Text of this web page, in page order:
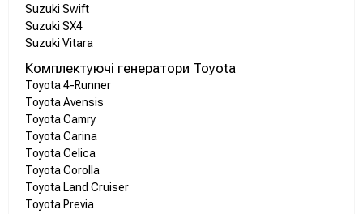
Suzuki Swift
Suzuki SX4
Suzuki Vitara
Комплектуючі генератори Toyota
Toyota 4-Runner
Toyota Avensis
Toyota Camry
Toyota Carina
Toyota Celica
Toyota Corolla
Toyota Land Cruiser
Toyota Previa